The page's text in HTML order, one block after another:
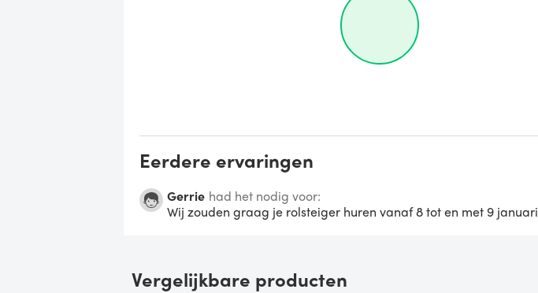
Eerdere ervaringen
Gerrie had het nodig voor:
Wij zouden graag je rolsteiger huren vanaf 8 tot en met 9 januari
Vergelijkbare producten